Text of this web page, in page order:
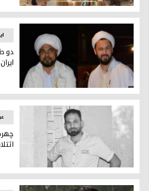
پرزیدنت بارزانی و رئیس دیوان
عبدالرحمان خوجه و گل‌محمد
دو
هشام المشهدانی